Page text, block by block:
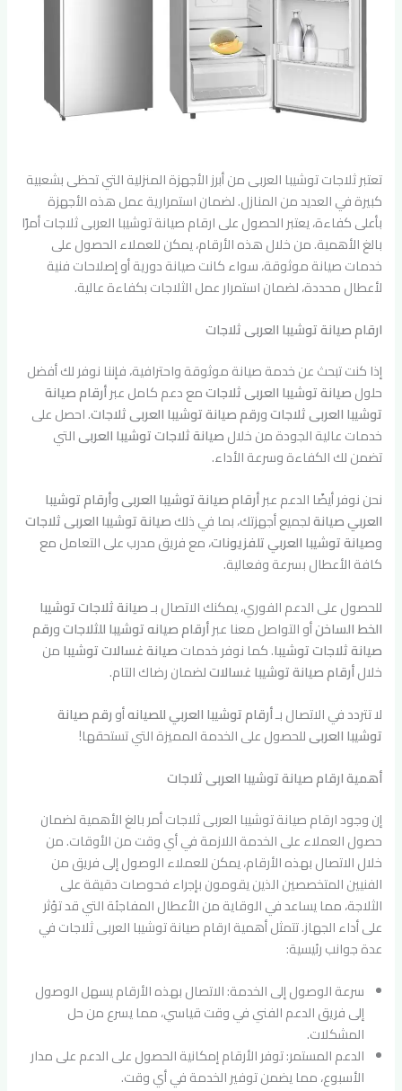
تعتبر ثلاجات توشيبا العربى من أبرز الأجهزة المنزلية التي تحظى بشعبية
كبيرة في العديد من المنازل. لضمان استمرارية عمل هذه الأجهزة
بأعلى كفاءة، يعتبر الحصول على ارقام صيانة توشيبا العربى ثلاجات أمرًا
بالغ الأهمية. من خلال هذه الأرقام، يمكن للعملاء الحصول على
خدمات صيانة موثوقة، سواء كانت صيانة دورية أو إصلاحات فنية
لأعطال محددة، لضمان استمرار عمل الثلاجات بكفاءة عالية.
ارقام صيانة توشيبا العربى ثلاجات
إذا كنت تبحث عن خدمة صيانة موثوقة واحترافية، فإننا نوفر لك أفضل
حلولصيانة توشيبا العربى ثلاجاتمع دعم كامل عبرأرقام صيانة
توشيبا العربى ثلاجاتورقم صيانة توشيبا العربى ثلاجات. احصل على
خدمات عالية الجودة من خلالصيانة ثلاجات توشيبا العربىالتي
تضمن لك الكفاءة وسرعة الأداء.
نحن نوفر أيضًا الدعم عبرأرقام صيانة توشيبا العربىوأرقام توشيبا
العربي صيانةلجميع أجهزتك، بما في ذلكصيانة توشيبا العربى ثلاجات
وصيانة توشيبا العربي تلفزيونات، مع فريق مدرب على التعامل مع
كافة الأعطال بسرعة وفعالية.
للحصول على الدعم الفوري، يمكنك الاتصال بـصيانة ثلاجات توشيبا
الخط الساخنأو التواصل معنا عبرأرقام صيانه توشيبا للثلاجاتورقم
صيانة ثلاجات توشيبا. كما نوفر خدماتصيانة غسالات توشيبامن
خلالأرقام صيانة توشيبا غسالاتلضمان رضاك التام.
لا تتردد في الاتصال بـأرقام توشيبا العربي للصيانهأورقم صيانة
توشيبا العربىللحصول على الخدمة المميزة التي تستحقها!
أهمية ارقام صيانة توشيبا العربى ثلاجات
إن وجود ارقام صيانة توشيبا العربى ثلاجات أمر بالغ الأهمية لضمان
حصول العملاء على الخدمة اللازمة في أي وقت من الأوقات. من
خلال الاتصال بهذه الأرقام، يمكن للعملاء الوصول إلى فريق من
الفنيين المتخصصين الذين يقومون بإجراء فحوصات دقيقة على
الثلاجة، مما يساعد في الوقاية من الأعطال المفاجئة التي قد تؤثر
على أداء الجهاز. تتمثل أهمية ارقام صيانة توشيبا العربى ثلاجات في
عدة جوانب رئيسية:
سرعة الوصول إلى الخدمة: الاتصال بهذه الأرقام يسهل الوصول
إلى فريق الدعم الفني في وقت قياسي، مما يسرع من حل
المشكلات.
الدعم المستمر: توفر الأرقام إمكانية الحصول على الدعم على مدار
الأسبوع، مما يضمن توفير الخدمة في أي وقت.